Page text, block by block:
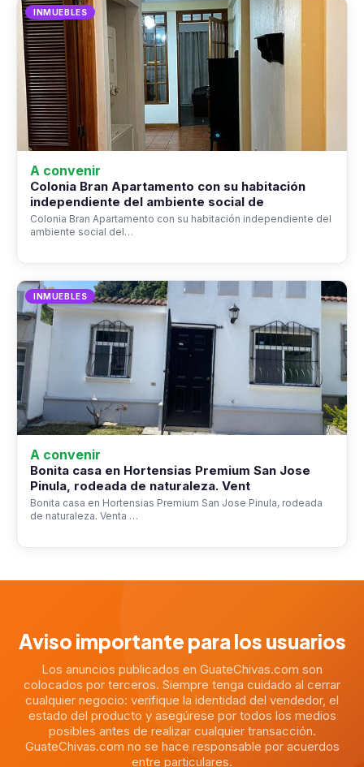
INMUEBLES
A convenir
Colonia Bran Apartamento con su habitación
independiente del ambiente social de
Colonia Bran Apartamento con su habitación independiente del
ambiente social del…
INMUEBLES
A convenir
Bonita casa en Hortensias Premium San Jose
Pinula, rodeada de naturaleza. Vent
Bonita casa en Hortensias Premium San Jose Pinula, rodeada
de naturaleza. Venta …
Aviso importante para los usuarios
Los anuncios publicados en GuateChivas.com son
colocados por terceros. Siempre tenga cuidado al cerrar
cualquier negocio: verifique la identidad del vendedor, el
estado del producto y asegúrese por todos los medios
posibles antes de realizar cualquier transacción.
GuateChivas.com no se hace responsable por acuerdos
entre particulares.